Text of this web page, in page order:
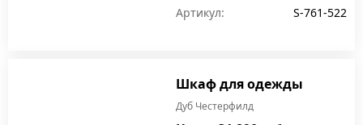
Артикул: S-761-522
Шкаф для одежды
Дуб Честерфилд